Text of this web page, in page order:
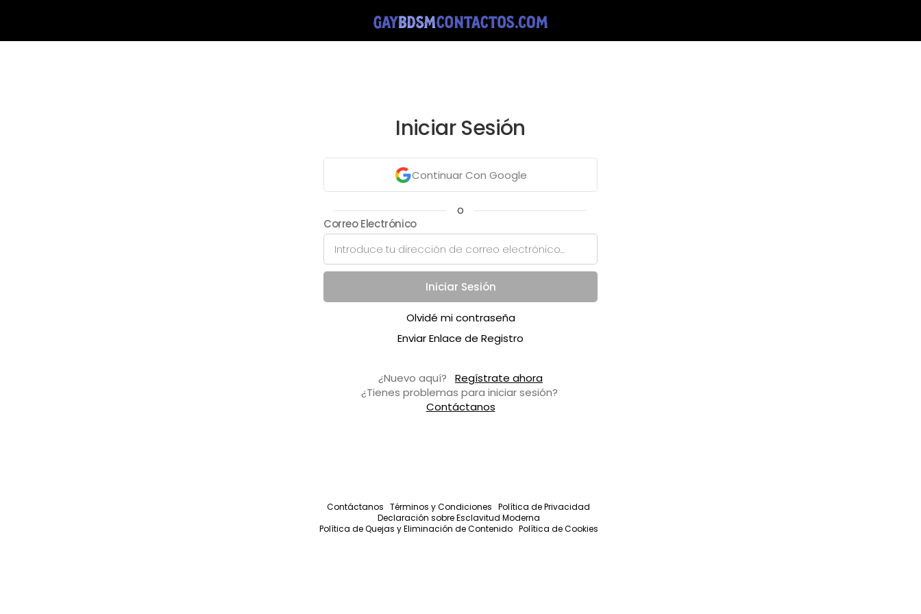
Iniciar Sesión
Continuar Con Google
o
Correo Electrónico
Iniciar Sesión
Olvidé mi contraseña
Enviar Enlace de Registro
¿Nuevo aquí?
Regístrate ahora
¿Tienes problemas para iniciar sesión?
Contáctanos
Contáctanos Términos y Condiciones Política de Privacidad
Declaración sobre Esclavitud Moderna
Política de Quejas y Eliminación de Contenido Política de Cookies